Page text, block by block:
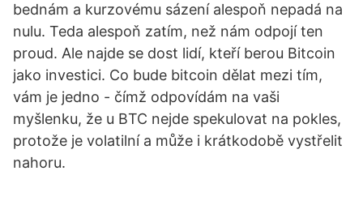
bednám a kurzovému sázení alespoň nepadá na
nulu. Teda alespoň zatím, než nám odpojí ten
proud. Ale najde se dost lidí, kteří berou Bitcoin
jako investici. Co bude bitcoin dělat mezi tím,
vám je jedno - čímž odpovídám na vaši
myšlenku, že u BTC nejde spekulovat na pokles,
protože je volatilní a může i krátkodobě vystřelit
nahoru.